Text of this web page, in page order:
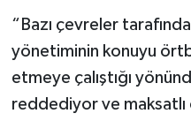
“Bazı çevreler
yönetiminin konuyu
etmeye çalıştığı
reddediyor ve